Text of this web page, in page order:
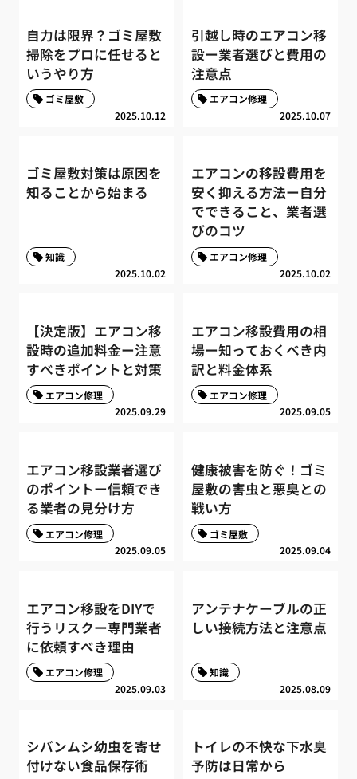
自力は限界？ゴミ屋敷
掃除をプロに任せると
いうやり方
2025.10.12
ゴミ屋敷
引越し時のエアコン移
設ー業者選びと費用の
注意点
2025.10.07
エアコン修理
ゴミ屋敷対策は原因を
知ることから始まる
2025.10.02
知識
エアコンの移設費用を
安く抑える方法ー自分
でできること、業者選
びのコツ
2025.10.02
エアコン修理
【決定版】エアコン移
設時の追加料金ー注意
すべきポイントと対策
2025.09.29
エアコン修理
エアコン移設費用の相
場ー知っておくべき内
訳と料金体系
2025.09.05
エアコン修理
エアコン移設業者選び
のポイントー信頼でき
る業者の見分け方
2025.09.05
エアコン修理
健康被害を防ぐ！ゴミ
屋敷の害虫と悪臭との
戦い方
2025.09.04
ゴミ屋敷
エアコン移設をDIYで
行うリスクー専門業者
に依頼すべき理由
2025.09.03
エアコン修理
アンテナケーブルの正
しい接続方法と注意点
2025.08.09
知識
シバンムシ幼虫を寄せ
付けない食品保存術
トイレの不快な下水臭
予防は日常から